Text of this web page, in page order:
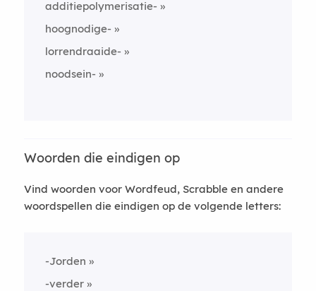
additiepolymerisatie-
hoognodige-
lorrendraaide-
noodsein-
Woorden die eindigen op
Vind woorden voor Wordfeud, Scrabble en andere
woordspellen die eindigen op de volgende letters:
-Jorden
-verder